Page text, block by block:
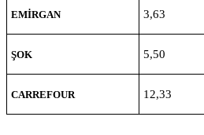
EMİRGAN 3,63
ŞOK 5,50
CARREFOUR 12,33